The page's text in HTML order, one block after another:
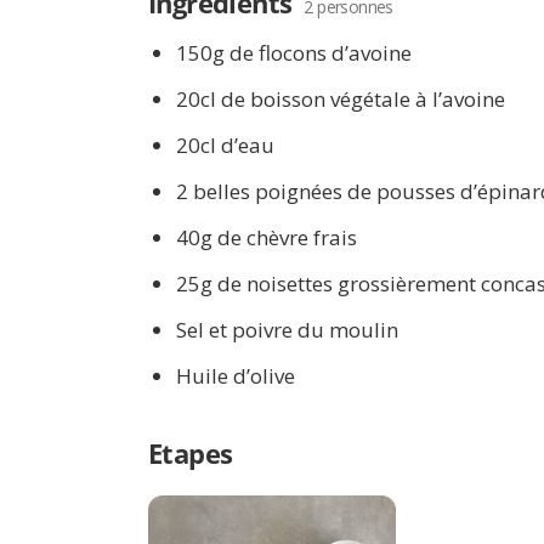
2 personnes
150g de flocons d’avoine
20cl de boisson végétale à l’avoine
20cl d’eau
2 belles poignées de pousses
40g de chèvre frais
25g de noisettes grossièrement
Sel et poivre du moulin
Huile d’olive
Etapes